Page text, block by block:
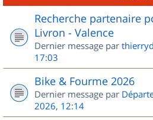
Recherche partenaire
Livron - Valence
Dernier message par
17:03
Bike & Fourme 2026
Dernier message par
2026, 12:14